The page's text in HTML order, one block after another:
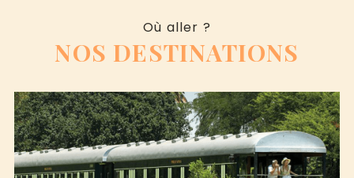
Où aller ?
NOS DESTINATIONS